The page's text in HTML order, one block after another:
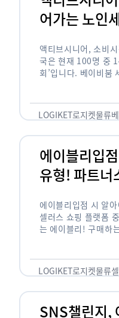
어가는 노인
액티브시니어, 소비
국은 현재 100명 중
회’입니다. 베이비
오고 있습니다. 하지
LOGIKET로지켓물류
에이블리입
유형! 파트너
에이블리입점 시 알
셀러스 쇼핑 플랫폼
는 에이블리! 구매하
LOGIKET로지켓물류
SNS챌린지,